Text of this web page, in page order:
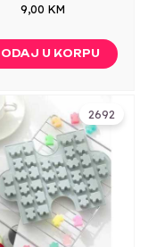
9,00 KM
U KORPU
2692